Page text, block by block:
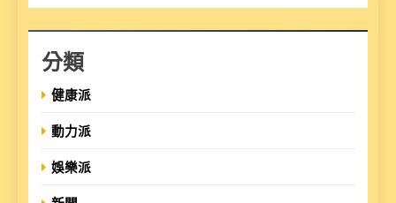
分類
健康派
動力派
娛樂派